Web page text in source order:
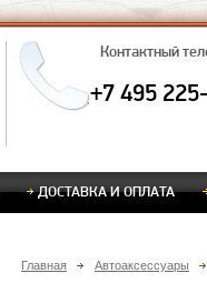
Контактный
+7 495
ДОСТАВКА И ОПЛАТА
Главная Автоаксессуары